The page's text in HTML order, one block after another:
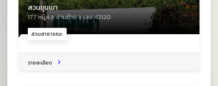
สวนสาธารณะ
สวนขุนเขา
177 หมู่4 อ.ด่านซ้าย จ.เลย 42120
รายละเอียด